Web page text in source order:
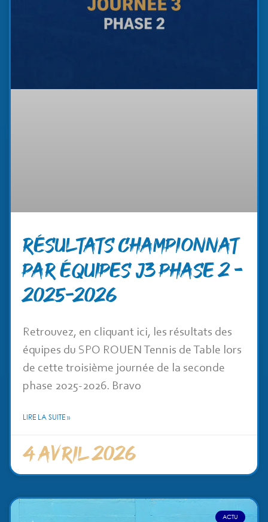
RÉSULTATS CHAMPIONNAT
PAR ÉQUIPES J3 PHASE 2 –
2025-2026
Retrouvez, en cliquant ici, les résultats des
équipes du SPO ROUEN Tennis de Table lors
de cette troisième journée de la seconde
phase 2025-2026. Bravo
LIRE LA SUITE »
4 avril 2026
ACTU